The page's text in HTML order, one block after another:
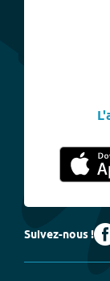
Suivez-nous !